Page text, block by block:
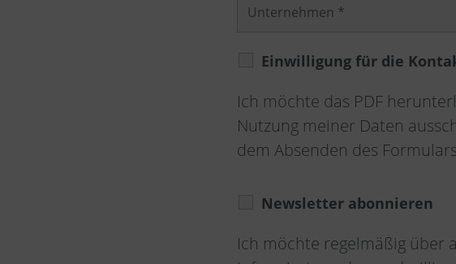
Einwilligung für die
Ich möchte das PDF
Nutzung meiner Daten
dem Absenden des
Newsletter abonnieren
Ich möchte regelmäßig über